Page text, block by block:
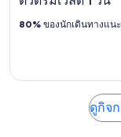
80% ของนักเดินทางแน
ดูกิจ